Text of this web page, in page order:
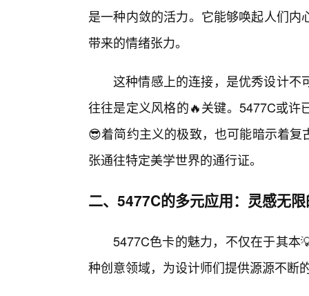
是一种内敛的活力。它能够唤起人们
带来的情绪张力。
这种情感上的连接，是优秀设计不
往往是定义风格的🔥关键。5477C或
😎着简约主义的极致，也可能暗示着
张通往特定美学世界的通行证。
二、5477C的多元应用：灵感无
5477C色卡的魅力，不仅在于其本
种创意领域，为设计师们提供源源不断